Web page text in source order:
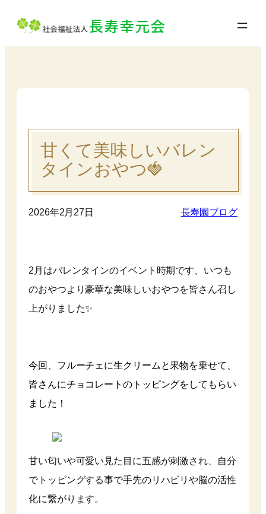
甘くて美味しいバレン
タインおやつ🍓
2026年2月27日 長寿園ブログ
2月はバレンタインのイベント時期です、いつも
のおやつより豪華な美味しいおやつを皆さん召し
上がりました✨
今回、フルーチェに生クリームと果物を乗せて、
皆さんにチョコレートのトッピングをしてもらい
ました！
甘い匂いや可愛い見た目に五感が刺激され、自分
でトッピングする事で手先のリハビリや脳の活性
化に繋がります。